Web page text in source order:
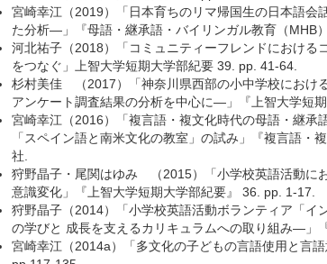
宮崎幸江（2019）「日本育ちのリマ帰国生の日本語
た分析―」『母語・継承語・バイリンガル教育（MHB
河北祐子（2018）「コミュニティーフレンドにおける
をつなぐ」上智大学短期大学部紀要 39. pp. 41-64.
杉村美佳 （2017）「神奈川県西部の小中学校におけ
アンケート調査結果の分析を中心に―」『上智大学短
宮崎幸江（2016）「複言語・複文化時代の母語・継
「スペイン語と南米文化の教室」の試み」『複言語・
社.
狩野晶子・尾関はゆみ （2015）「小学校英語活動に
意識変化」『上智大学短期大学部紀要』 36. pp. 1-17.
狩野晶子（2014）「小学校英語活動ボランティア「
の学びと 成長を支えるカリキュラムへの取り組み―」
宮崎幸江（2014a）「多文化の子どもの言語使用と言